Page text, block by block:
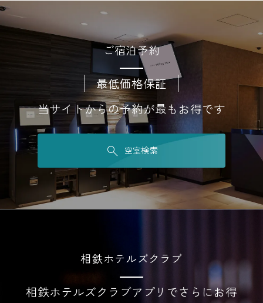
ご宿泊予約
最低価格保証
当サイトからの予約が最もお得です
空室検索
相鉄ホテルズクラブ
相鉄ホテルズクラブアプリでさらにお得